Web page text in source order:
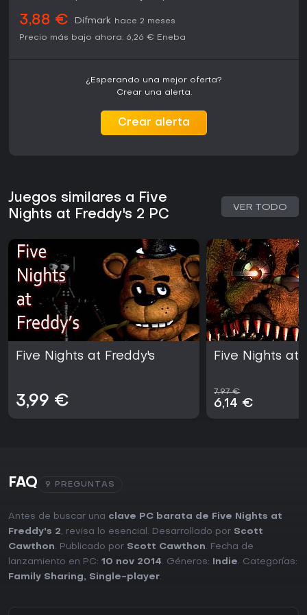
3,88 € Difmark hace 2 meses
Precio más bajo ahora: 6,26 € Eneba
¿Esperando una mejor oferta?
Crear una alerta.
Crear alerta
Juegos similares a Five
Nights at Freddy's 2 PC
VER TODO
Five Nights at Freddy's
3,99 €
Five Nights at
7,97 €
6,14 €
FAQ 9 PREGUNTAS
Antes de buscar una clave PC barata de Five Nights at
Freddy's 2, revisa lo esencial. Desarrollado por Scott
Cawthon. Publicado por Scott Cawthon. Fecha de
lanzamiento en PC: 10 nov 2014. Géneros: Indie. Categorías:
Family Sharing, Single-player.